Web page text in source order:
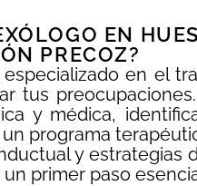
EN
PRECOZ?
en el
tus
y médica,
programa
y estrategias
primer paso